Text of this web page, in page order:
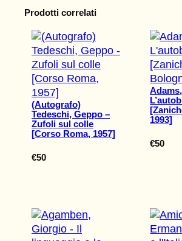
Prodotti correlati
(Autografo)
Tedeschi, Geppo –
Zufoli sul colle
[Corso Roma, 1957]
€50
1993]
€50